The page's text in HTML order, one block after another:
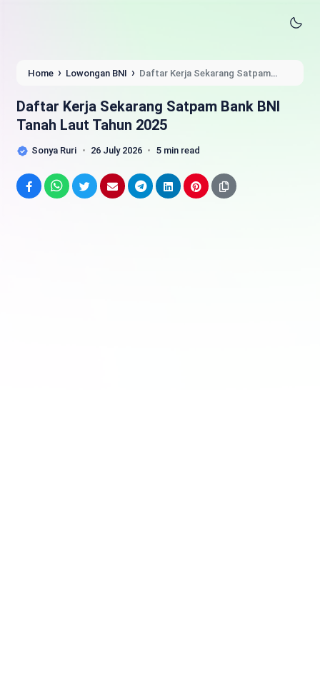
Home › Lowongan BNI › Daftar Kerja Sekarang Satpam
Daftar Kerja Sekarang Satpam Bank BNI
Tanah Laut Tahun 2025
Sonya Ruri 26 July 2026 5 min read